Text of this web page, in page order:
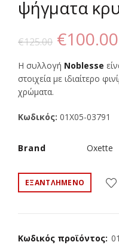
ψήγματα
€125.00 Original
price
was:
€125.00.
€100.00
Η συλλογή Noblesse
στοιχεία με ιδιαίτερο
χρώματα.
Κωδικός: 01X05-03791
Brand Oxette
ΕΞΑΝΤΛΗΜΈΝΟ
Κωδικός προϊόντος: